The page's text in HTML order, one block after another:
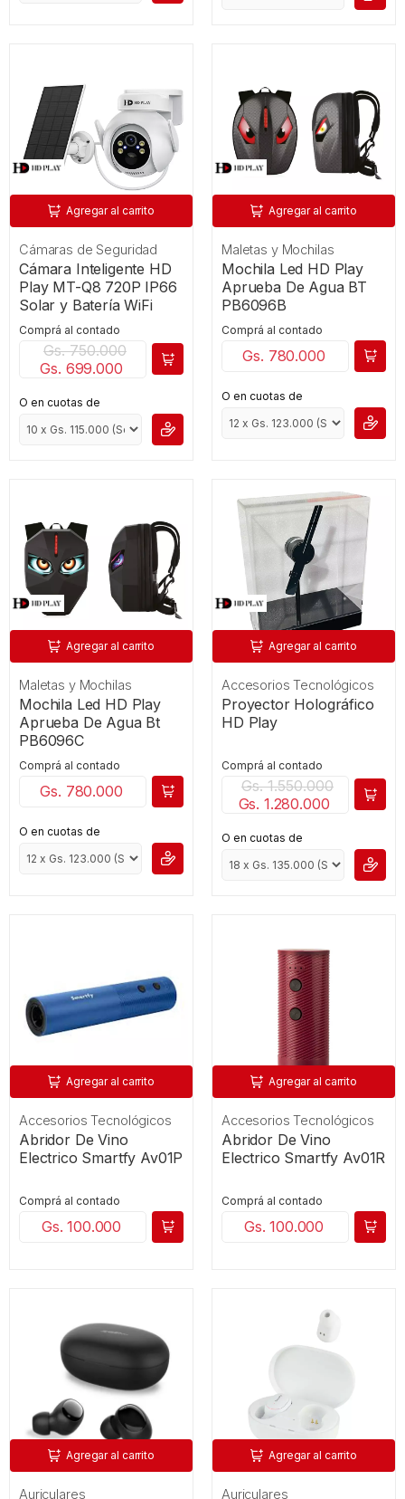
Agregar al carrito
Cámaras de Seguridad
Cámara Inteligente HD
Play MT-Q8 720P IP66
Solar y Batería WiFi
Comprá al contado
Gs. 699.000
Gs. 750.000
O en cuotas de
Agregar al carrito
Maletas y Mochilas
Mochila Led HD Play
Aprueba De Agua BT
PB6096B
Comprá al contado
Gs. 780.000
O en cuotas de
Agregar al carrito
Maletas y Mochilas
Mochila Led HD Play
Aprueba De Agua Bt
PB6096C
Comprá al contado
Gs. 780.000
O en cuotas de
Agregar al carrito
Accesorios Tecnológicos
Proyector Holográfico
HD Play
Comprá al contado
Gs. 1.280.000
Gs. 1.550.000
O en cuotas de
Agregar al carrito
Accesorios Tecnológicos
Abridor De Vino
Electrico Smartfy Av01P
Comprá al contado
Gs. 100.000
Agregar al carrito
Accesorios Tecnológicos
Abridor De Vino
Electrico Smartfy Av01R
Comprá al contado
Gs. 100.000
Agregar al carrito
Auriculares
Agregar al carrito
Auriculares